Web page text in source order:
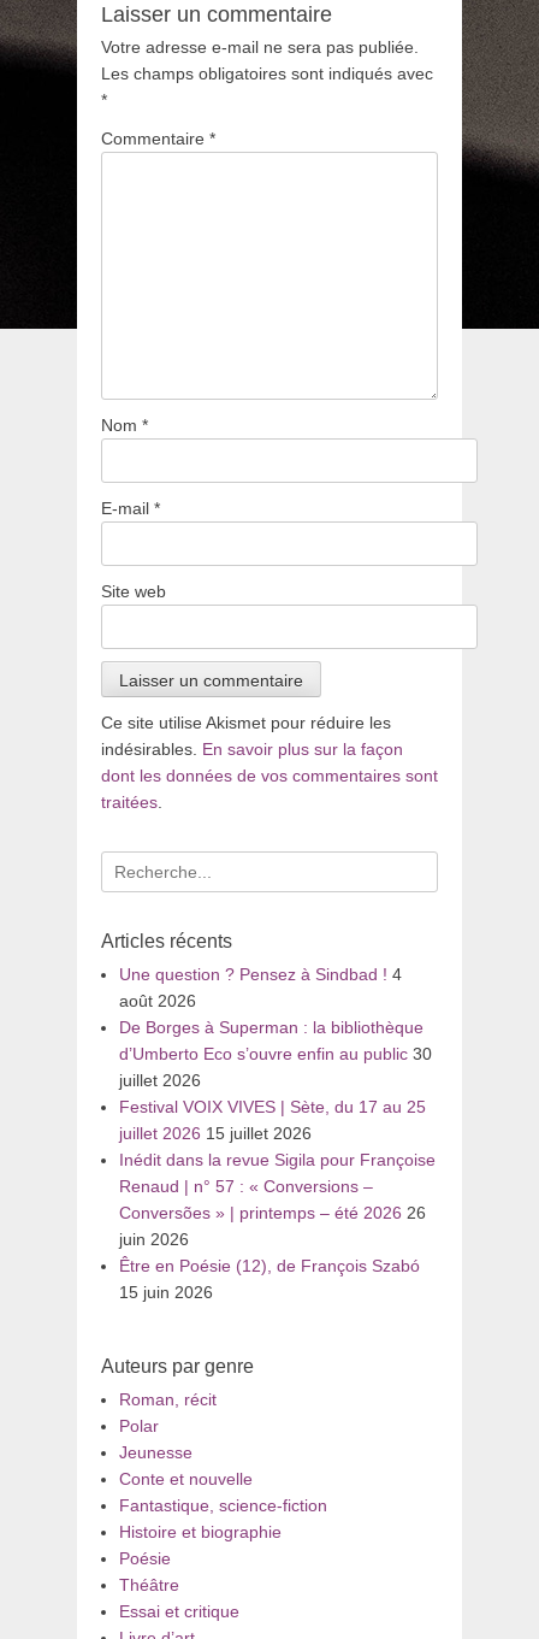
Laisser un commentaire
Votre adresse e-mail ne sera pas publiée.
Les champs obligatoires sont indiqués avec
*
Commentaire *
Nom *
E-mail *
Site web
Ce site utilise Akismet pour réduire les
indésirables. En savoir plus sur la façon
dont les données de vos commentaires sont
traitées
Recherche
pour
Articles récents
Une question ? Pensez à Sindbad ! 4
août 2026
De Borges à Superman : la bibliothèque
d’Umberto Eco s’ouvre enfin au public 30
juillet 2026
Festival VOIX VIVES | Sète, du 17 au 25
juillet 2026 15 juillet 2026
Inédit dans la revue Sigila pour Françoise
Renaud | n° 57 : « Conversions –
Conversões » | printemps – été 2026 26
juin 2026
Être en Poésie (12), de François Szabó
15 juin 2026
Auteurs par genre
Roman, récit
Polar
Jeunesse
Conte et nouvelle
Fantastique, science-fiction
Histoire et biographie
Poésie
Théâtre
Essai et critique